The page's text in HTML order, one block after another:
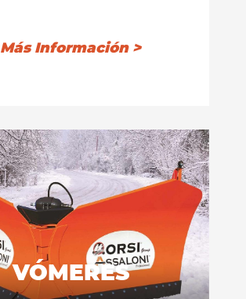
Más Información >
VÓMERES